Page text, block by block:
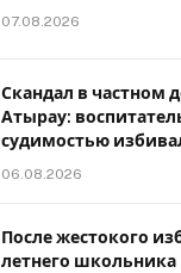
07.08.2026
Скандал в частном
Атырау:
судимостью
06.08.2026
После жестокого
летнего школьника